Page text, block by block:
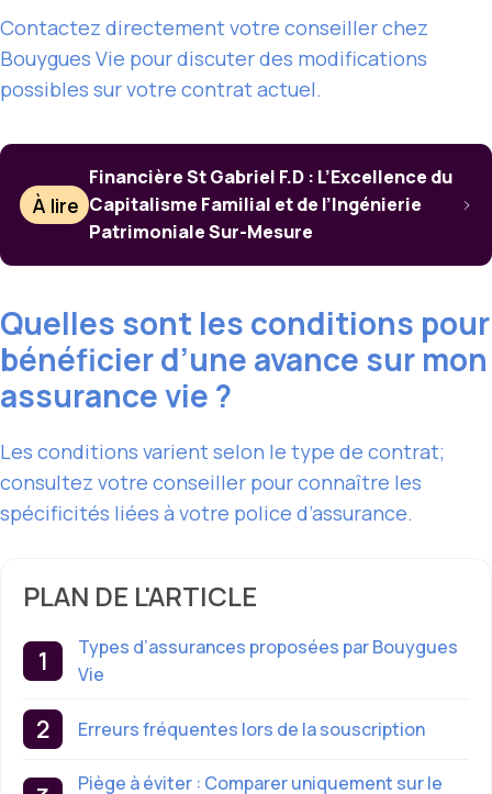
Contactez directement votre conseiller chez
Bouygues Vie pour discuter des modifications
possibles sur votre contrat actuel.
À lire
Financière St Gabriel F.D : L’Excellence du
Capitalisme Familial et de l’Ingénierie
Patrimoniale Sur-Mesure
Quelles sont les conditions pour
bénéficier d’une avance sur mon
assurance vie ?
Les conditions varient selon le type de contrat;
consultez votre conseiller pour connaître les
spécificités liées à votre police d’assurance.
PLAN DE L'ARTICLE
Types d’assurances proposées par Bouygues
Vie
Erreurs fréquentes lors de la souscription
Piège à éviter : Comparer uniquement sur le